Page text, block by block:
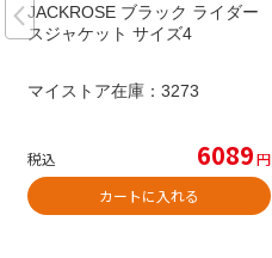
JACKROSE ブラック ライダー
スジャケット サイズ4
マイストア在庫： 3273
税込 6089円
カートに入れる